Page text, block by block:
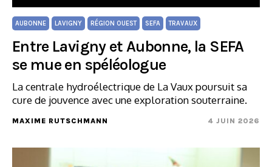
AUBONNE LAVIGNY RÉGION OUEST SEFA TRAVAUX
Entre Lavigny et Aubonne, la SEFA
se mue en spéléologue
La centrale hydroélectrique de La Vaux poursuit sa
cure de jouvence avec une exploration souterraine.
MAXIME RUTSCHMANN 4 JUIN 2026